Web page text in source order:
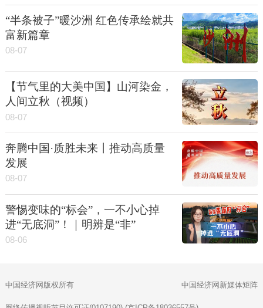
“半条被子”暖沙洲 红色传承绘就共
富新篇章
08-07
【节气里的大美中国】山河染金，
人间立秋（视频）
08-07
奔腾中国·质胜未来丨推动高质量
发展
08-07
警惕变味的“标会”，一不小心掉
进“无底洞”！｜明辨是“非”
08-06
中国经济网版权所有 中国经济网新媒体矩阵